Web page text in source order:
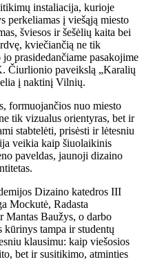
instaliacija, kurioje
perkeliamas į viešąją miesto
šviesos ir šešėlių kaita bei
kviečiančią ne tik
prasidedančiame pasakojime
Čiurlionio paveikslą „Karalių
į naktinį Vilnių.
formuojančios nuo miesto
tik vizualus orientyras, bet ir
stabtelėti, prisėsti ir lėtesniu
veikia kaip šiuolaikinis
paveldas, jaunoji dizaino
Dizaino katedros III
Mockutė, Radasta
Mantas Baužys, o darbo
kūrinys tampa ir studentų
klausimu: kaip viešosios
bet ir susitikimo, atminties